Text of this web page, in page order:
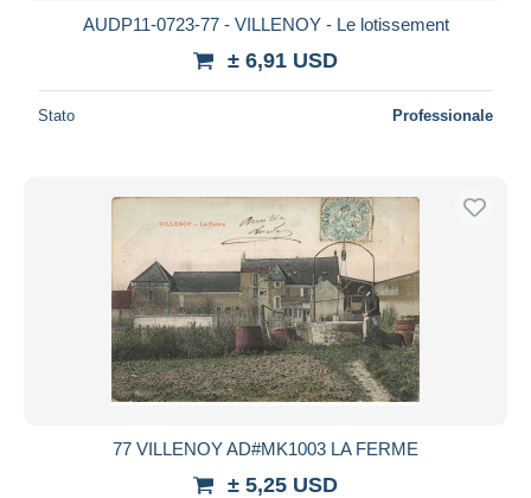
AUDP11-0723-77 - VILLENOY - Le lotissement
± 6,91 USD
Stato Professionale
77 VILLENOY AD#MK1003 LA FERME
± 5,25 USD